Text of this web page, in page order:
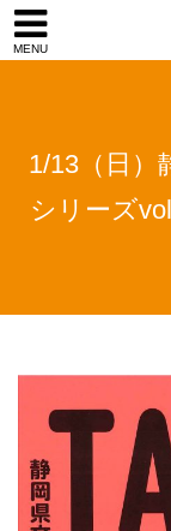
1/13（日）
シリーズ